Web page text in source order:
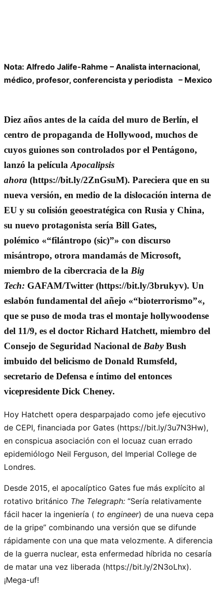
Nota: Alfredo Jalife-Rahme – Analista internacional,
médico, profesor, conferencista y periodista – Mexico
Diez años antes de la caída del muro de Berlín, el
centro de propaganda de Hollywood, muchos de
cuyos guiones son controlados por el Pentágono,
lanzó la película Apocalipsis
ahora (https://bit.ly/2ZnGsuM). Pareciera que en su
nueva versión, en medio de la dislocación interna de
EU y su colisión geoestratégica con Rusia y China,
su nuevo protagonista sería Bill Gates,
polémico « filántropo (sic) » con discurso
misántropo, otrora mandamás de Microsoft,
miembro de la cibercracia de la Big
Tech: GAFAM/Twitter (https://bit.ly/3brukyv). Un
eslabón fundamental del añejo « bioterrorismo «,
que se puso de moda tras el montaje hollywoodense
del 11/9, es el doctor Richard Hatchett, miembro del
Consejo de Seguridad Nacional de BabyBush
imbuido del belicismo de Donald Rumsfeld,
secretario de Defensa e íntimo del entonces
vicepresidente Dick Cheney.
Hoy Hatchett opera desparpajado como jefe ejecutivo
de CEPI, financiada por Gates (https://bit.ly/3u7N3Hw),
en conspicua asociación con el locuaz cuan errado
epidemiólogo Neil Ferguson, del Imperial College de
Londres.
Desde 2015, el apocalíptico Gates fue más explícito al
rotativo británico The Telegraph: “Sería relativamente
fácil hacer la ingeniería ( to engineer) de una nueva cepa
de la gripe” combinando una versión que se difunde
rápidamente con una que mata velozmente. A diferencia
de la guerra nuclear, esta enfermedad híbrida no cesaría
de matar una vez liberada (https://bit.ly/2N3oLhx).
¡Mega-uf!